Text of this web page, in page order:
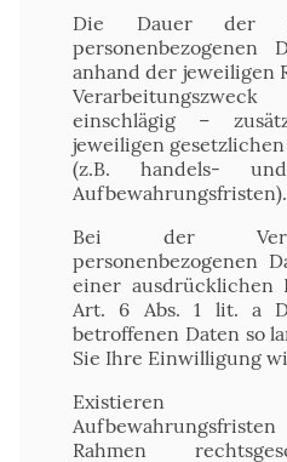
Die Dauer der
personenbezogenen
anhand der jeweiligen
einschlägig –
jeweiligen
(z.B. handels-
Aufbewahrungsfristen).
Bei der
personenbezogenen
einer ausdrücklichen
Art. 6 Abs. 1 lit. a
betroffenen Daten so
Sie Ihre Einwilligung
Existieren
Rahmen